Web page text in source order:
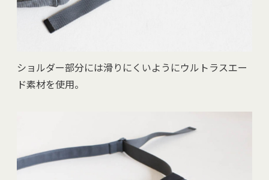
ショルダー部分には滑りにくいようにウルトラスエー
ド素材を使用。